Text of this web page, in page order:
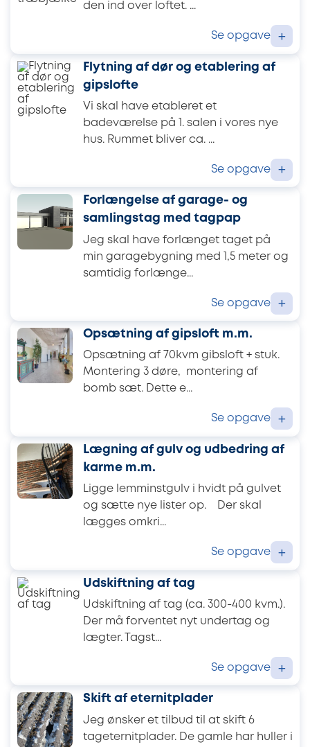
den ind over loftet. ...
Se opgave +
Flytning af dør og etablering af
gipslofte
Vi skal have etableret et
badeværelse på 1. salen i vores nye
hus. Rummet bliver ca. ...
Se opgave +
Forlængelse af garage- og
samlingstag med tagpap
Jeg skal have forlænget taget på
min garagebygning med 1,5 meter og
samtidig forlænge...
Se opgave +
Opsætning af gipsloft m.m.
Opsætning af 70kvm gibsloft + stuk.
Montering 3 døre, montering af
bomb sæt. Dette e...
Se opgave +
Lægning af gulv og udbedring af
karme m.m.
Ligge lemminstgulv i hvidt på gulvet
og sætte nye lister op. Der skal
lægges omkri...
Se opgave +
Udskiftning af tag
Udskiftning af tag (ca. 300-400 kvm.).
Der må forventet nyt undertag og
lægter. Tagst...
Se opgave +
Skift af eternitplader
Jeg ønsker et tilbud til at skift 6
tageternitplader. De gamle har huller i